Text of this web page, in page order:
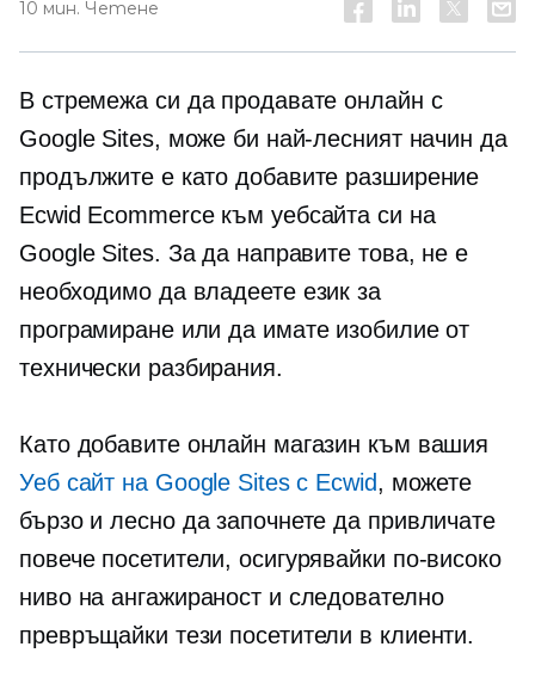
10 мин. Четене
В стремежа си да продавате онлайн с
Google Sites, може би най-лесният начин да
продължите е като добавите разширение
Ecwid Ecommerce към уебсайта си на
Google Sites. За да направите това, не е
необходимо да владеете език за
програмиране или да имате изобилие от
технически разбирания.
Като добавите онлайн магазин към вашия
Уеб сайт на Google Sites с Ecwid, можете
бързо и лесно да започнете да привличате
повече посетители, осигурявайки по-високо
ниво на ангажираност и следователно
превръщайки тези посетители в клиенти.